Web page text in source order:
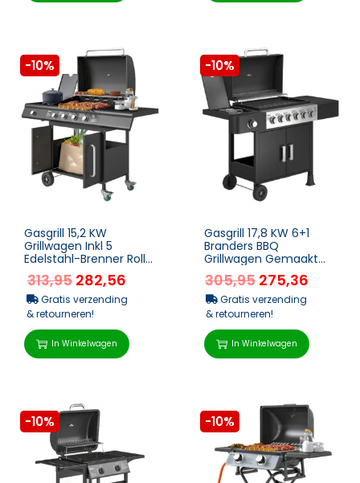
-10%
Gasgrill 15,2 KW
Grillwagen Inkl 5
Edelstahl-Brenner Rolle
Seitenkocher 129,5 X 56
X 110 Cm Schwarz
313,95 282,56
Gratis verzending
& retourneren!
In Winkelwagen
-10%
Gasgrill 17,8 KW 6+1
Branders BBQ
Grillwagen Gemaakt
Van Roestvrij Staal
Inclusief Rol Zijbrander
Th...
305,95 275,36
Gratis verzending
& retourneren!
In Winkelwagen
-10% -10%